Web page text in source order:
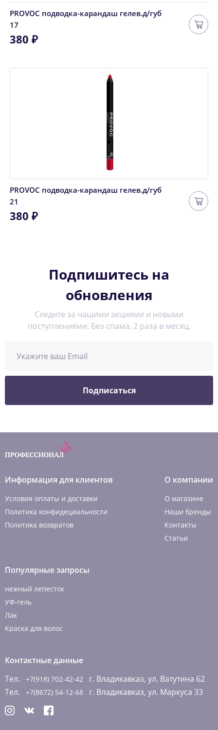
PROVOC подводка-карандаш гелев.д/губ
17
380 ₽
PROVOC подводка-карандаш гелев.д/губ
21
380 ₽
Подпишитесь на
обновления
Следите за нашими акциями и новыми
поступлениями. Без спама, 2 раза в месяц.
Подписаться
Информация для клиентов
Условия оплаты и доставки
Политика конфидециальности
Политика возвратов
О компании
О магазине
Наши бренды
Контакты
Статьи
Популярные запросы
нежный лепесток
УФ-гель
Лак
Краска для волос
Контактные данные
Тел.
+7(918) 702-42-42
г. Владикавказ, ул. Ватутина 62
Тел.
+7(8672) 54-12-68 г. Владикавказ, ул. Маркуса 33